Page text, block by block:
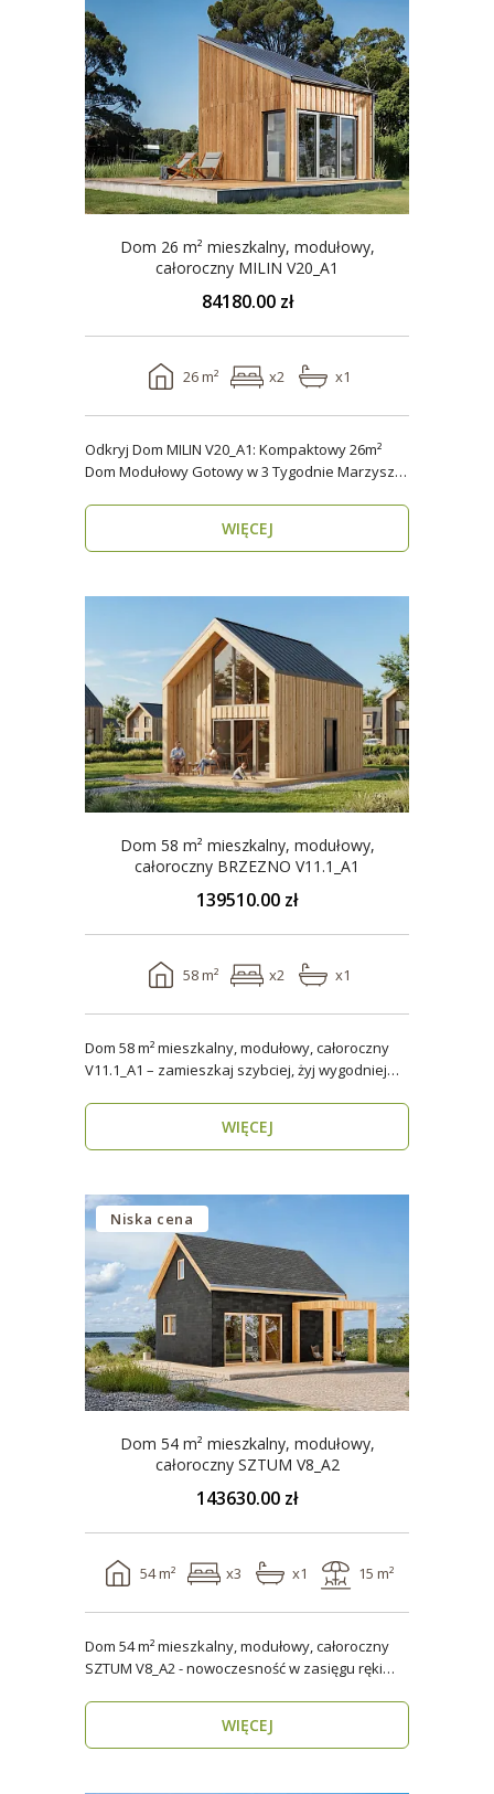
Dom 26 m² mieszkalny, modułowy,
całoroczny MILIN V20_A1
84180.00 zł
26 m² x2 x1
Odkryj Dom MILIN V20_A1: Kompaktowy 26m²
Dom Modułowy Gotowy w 3 Tygodnie Marzysz o
WIĘCEJ
Dom 58 m² mieszkalny, modułowy,
całoroczny BRZEZNO V11.1_A1
139510.00 zł
58 m² x2 x1
Dom 58 m² mieszkalny, modułowy, całoroczny
V11.1_A1 – zamieszkaj szybciej, żyj wygodniej
WIĘCEJ
Niska cena
Dom 54 m² mieszkalny, modułowy,
całoroczny SZTUM V8_A2
143630.00 zł
54 m² x3 x1 15 m²
Dom 54 m² mieszkalny, modułowy, całoroczny
SZTUM V8_A2 - nowoczesność w zasięgu ręki
WIĘCEJ